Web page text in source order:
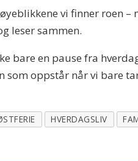
vi finner roen
leser sammen.
bare en pause fra
som oppstår når vi bare
HVERDAGSLIV